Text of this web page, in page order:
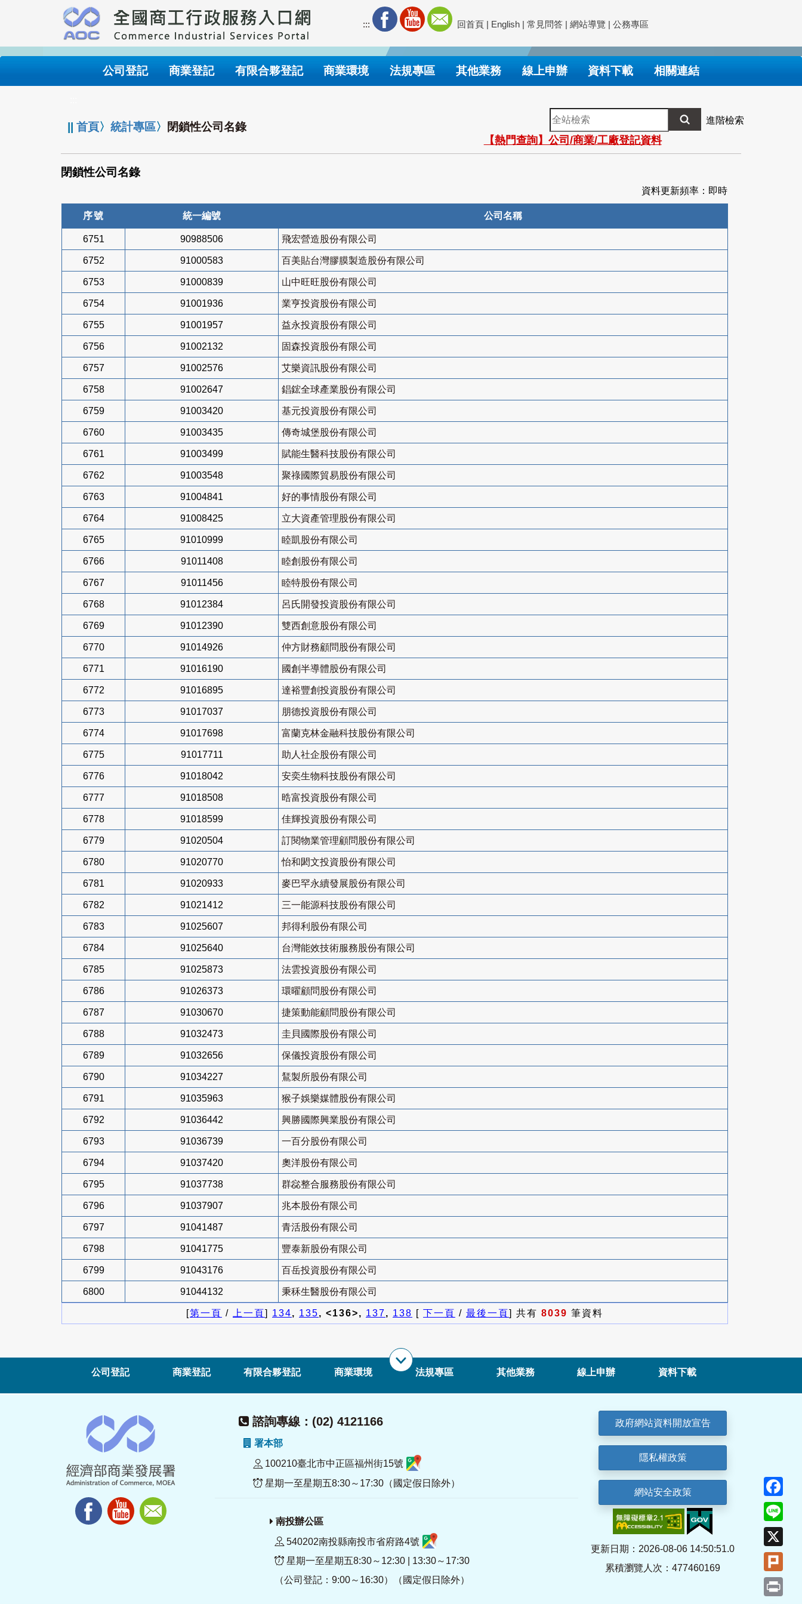
要
內
::: 回首頁 | English | 常見問答 | 網站導覽 | 公務專區
公司登記 商業登記 有限合夥登記 商業環境 法規專區 其他業務 線上申辦 資料下載 相關連結
||首頁〉統計專區〉 閉鎖性公司名錄
全
站
檢
索
進階檢索
【熱門查詢】公司/商業/工廠登記資料
閉鎖性公司名錄
資料更新頻率：即時
序號 統一編號 公司名稱
6751 90988506 飛宏營造股份有限公司
6752 91000583 百美貼台灣膠膜製造股份有限公司
6753 91000839 山中旺旺股份有限公司
6754 91001936 業亨投資股份有限公司
6755 91001957 益永投資股份有限公司
6756 91002132 固森投資股份有限公司
6757 91002576 艾樂資訊股份有限公司
6758 91002647 錩鋐全球產業股份有限公司
6759 91003420 基元投資股份有限公司
6760 91003435 傳奇城堡股份有限公司
6761 91003499 賦能生醫科技股份有限公司
6762 91003548 聚祿國際貿易股份有限公司
6763 91004841 好的事情股份有限公司
6764 91008425 立大資產管理股份有限公司
6765 91010999 睦凱股份有限公司
6766 91011408 睦創股份有限公司
6767 91011456 睦特股份有限公司
6768 91012384 呂氏開發投資股份有限公司
6769 91012390 雙西創意股份有限公司
6770 91014926 仲方財務顧問股份有限公司
6771 91016190 國創半導體股份有限公司
6772 91016895 達裕豐創投資股份有限公司
6773 91017037 朋德投資股份有限公司
6774 91017698 富蘭克林金融科技股份有限公司
6775 91017711 助人社企股份有限公司
6776 91018042 安奕生物科技股份有限公司
6777 91018508 晧富投資股份有限公司
6778 91018599 佳輝投資股份有限公司
6779 91020504 訂閱物業管理顧問股份有限公司
6780 91020770 怡和閎文投資股份有限公司
6781 91020933 麥巴罕永續發展股份有限公司
6782 91021412 三一能源科技股份有限公司
6783 91025607 邦得利股份有限公司
6784 91025640 台灣能效技術服務股份有限公司
6785 91025873 法雲投資股份有限公司
6786 91026373 環曜顧問股份有限公司
6787 91030670 捷策動能顧問股份有限公司
6788 91032473 圭貝國際股份有限公司
6789 91032656 保儀投資股份有限公司
6790 91034227 鵟製所股份有限公司
6791 91035963 猴子娛樂媒體股份有限公司
6792 91036442 興勝國際興業股份有限公司
6793 91036739 一百分股份有限公司
6794 91037420 奧洋股份有限公司
6795 91037738 群惢整合服務股份有限公司
6796 91037907 兆本股份有限公司
6797 91041487 青活股份有限公司
6798 91041775 豐泰新股份有限公司
6799 91043176 百岳投資股份有限公司
6800 91044132 秉秝生醫股份有限公司
[第一頁 / 上一頁] 134, 135, <136>, 137, 138 [ 下一頁 / 最後一頁] 共有 8039 筆資料
公司登記 商業登記 有限合夥登記 商業環境 法規專區 其他業務 線上申辦 資料下載
諮詢專線：(02) 4121166
署本部
100210臺北市中正區福州街15號
星期一至星期五8:30～17:30（國定假日除外）
南投辦公區
540202南投縣南投市省府路4號
星期一至星期五8:30～12:30 | 13:30～17:30
（公司登記：9:00～16:30）（國定假日除外）
政府網站資料開放宣告
隱私權政策
網站安全政策
更新日期：2026-08-06 14:50:51.0
累積瀏覽人次：477460169